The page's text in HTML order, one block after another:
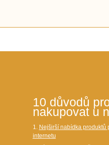
10 důvodů
nakupovat u
1. Nejširší nabídka produktů
internetu